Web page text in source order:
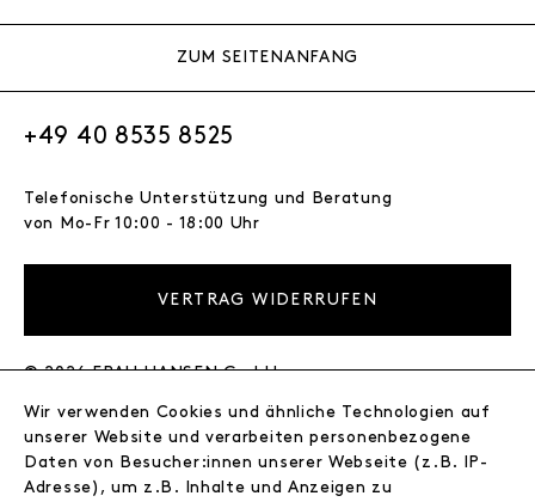
ZUM SEITENANFANG
+49 40 8535 8525
Telefonische Unterstützung und Beratung
von Mo-Fr 10:00 - 18:00 Uhr
VERTRAG WIDERRUFEN
© 2026 FRAU HANSEN GmbH
Store
Journal
Wir verwenden Cookies und ähnliche Technologien auf
unserer Website und verarbeiten personenbezogene
Daten von Besucher:innen unserer Webseite (z.B. IP-
Adresse), um z.B. Inhalte und Anzeigen zu